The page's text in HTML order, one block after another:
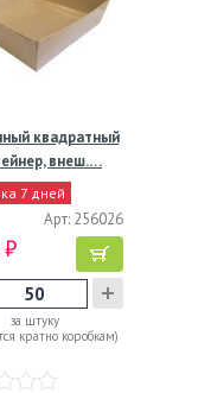
квадратный
внеш.…
7 дней
Арт: 256026
₽
за штуку
кратно коробкам)